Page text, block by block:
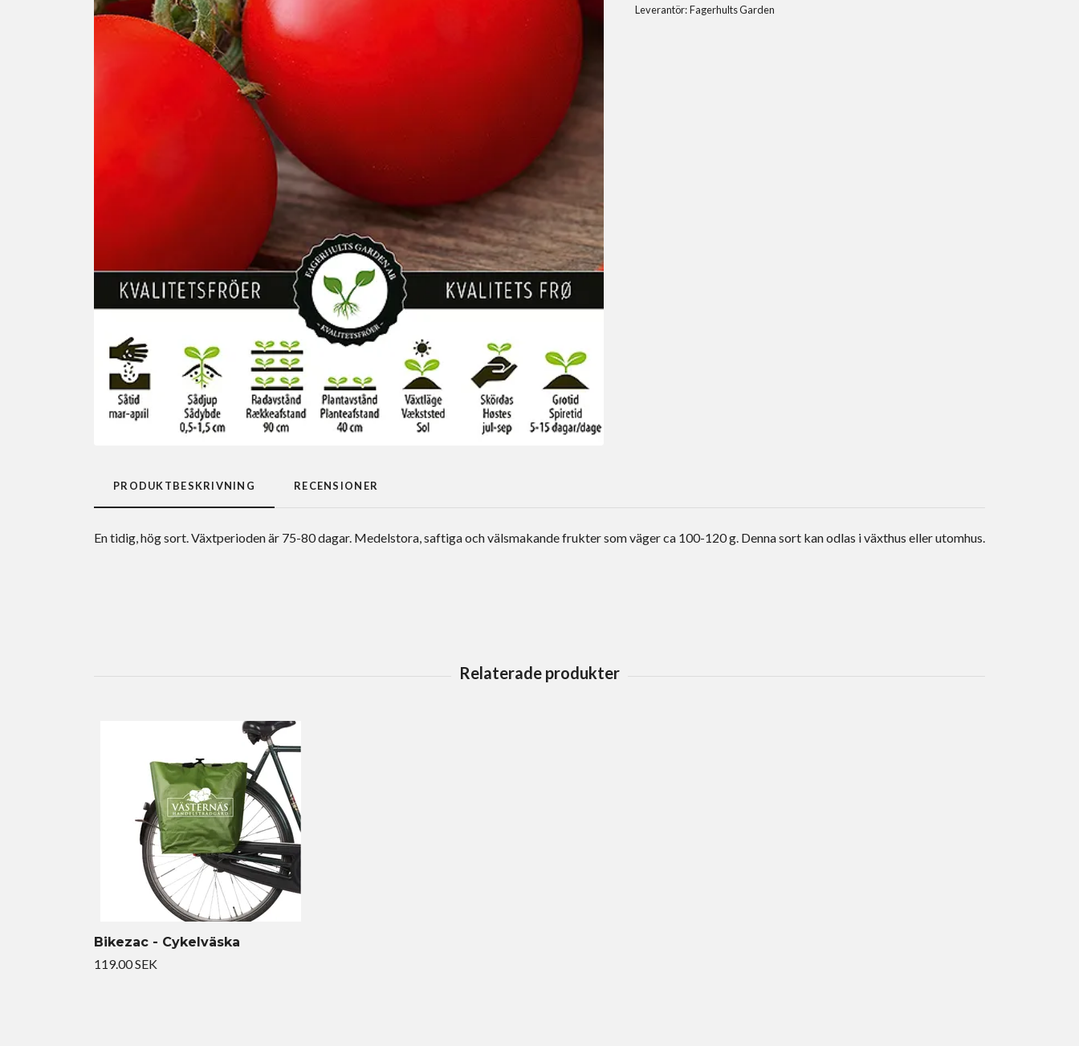
Leverantör:Fagerhults Garden
PRODUKTBESKRIVNING RECENSIONER
En tidig, hög sort. Växtperioden är 75-80 dagar. Medelstora, saftiga och välsmakande frukter som väger ca 100-120 g. Denna sort kan odlas i växthus eller utomhus.
Bikezac - Cykelväska
119.00 SEK